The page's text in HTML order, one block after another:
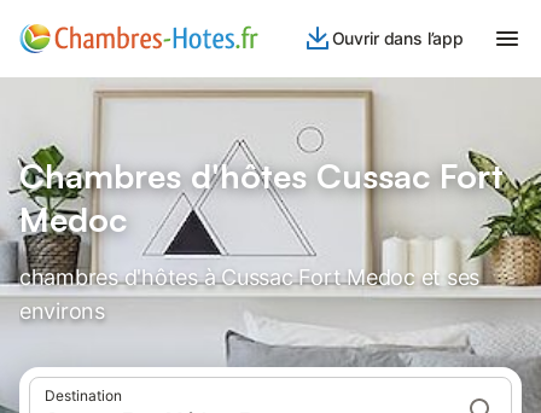
Ouvrir dans l’app
Chambres d'hôtes Cussac Fort
Medoc
chambres d'hôtes à Cussac Fort Medoc et ses
environs
Destination